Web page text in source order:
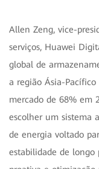
Allen Zeng, vice-
serviços, Huawei
global de
a região Ásia-
mercado de 68% em
escolher um sistema
de energia voltado
estabilidade de longo